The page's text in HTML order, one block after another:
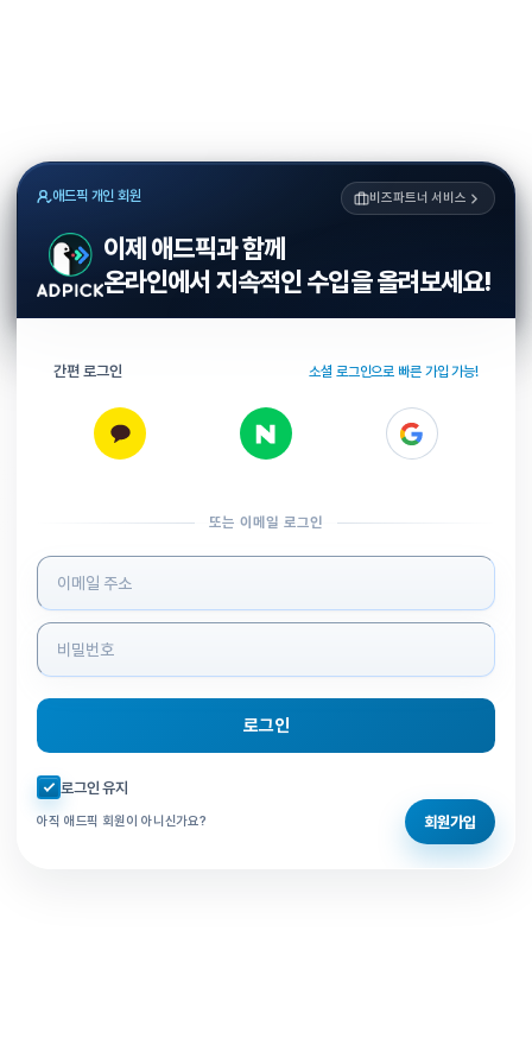
애드픽 개인 회원 비즈파트너 서비스
이제 애드픽과 함께
온라인에서 지속적인 수입을 올려보세요!
간편 로그인 소셜 로그인으로 빠른 가입 가능!
또는 이메일 로그인
로그인 정보 입력
로그인
자동로그인 체크
로그인 유지
아직 애드픽 회원이 아니신가요? 회원가입